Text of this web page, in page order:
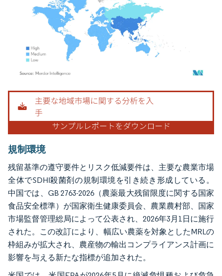
画像 © Mordor Intelligence。再利用にはCC BY 4.0の表示が必要です。
規制環境
残留基準の遵守要件とリスク低減要件は、主要な農業市場
全体でSDHI殺菌剤の規制環境を引き続き形成している。
中国では、GB 2763-2026（農薬最大残留限度に関する国家
食品安全標準）が国家衛生健康委員会、農業農村部、国家
市場監督管理総局によって公表され、2026年3月1日に施行
された。この改訂により、幅広い農薬を対象としたMRLの
枠組みが拡大され、農産物の輸出コンプライアンス計画に
影響を与える新たな指標が追加された。